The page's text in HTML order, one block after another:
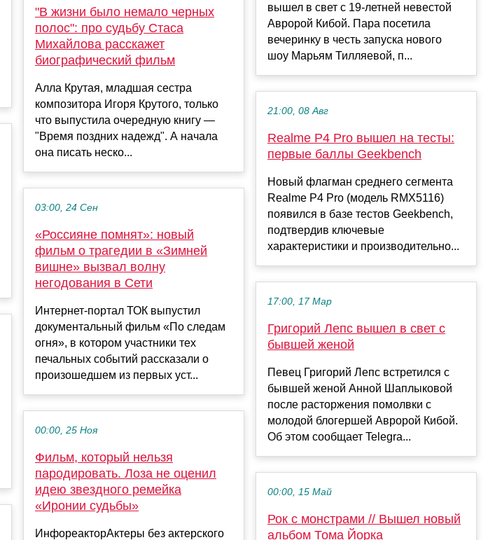
"В жизни было немало черных
полос": про судьбу Стаса
Михайлова расскажет
биографический фильм
Алла Крутая, младшая сестра
композитора Игоря Крутого, только
что выпустила очередную книгу ―
"Время поздних надежд". А начала
она писать неско...
03:00, 24 Сен
«Россияне помнят»: новый
фильм о трагедии в «Зимней
вишне» вызвал волну
негодования в Сети
Интернет-портал ТОК выпустил
документальный фильм «По следам
огня», в котором участники тех
печальных событий рассказали о
произошедшем из первых уст...
00:00, 25 Ноя
Фильм, который нельзя
пародировать. Лоза не оценил
идею звездного ремейка
«Иронии судьбы»
ИнфореакторАктеры без актерского
вышел в свет с 19-летней невестой
Авророй Кибой. Пара посетила
вечеринку в честь запуска нового
шоу Марьям Тилляевой, п...
21:00, 08 Авг
Realme P4 Pro вышел на тесты:
первые баллы Geekbench
Новый флагман среднего сегмента
Realme P4 Pro (модель RMX5116)
появился в базе тестов Geekbench,
подтвердив ключевые
характеристики и производительно...
17:00, 17 Мар
Григорий Лепс вышел в свет с
бывшей женой
Певец Григорий Лепс встретился с
бывшей женой Анной Шаплыковой
после расторжения помолвки с
молодой блогершей Авророй Кибой.
Об этом сообщает Telegra...
00:00, 15 Май
Рок с монстрами // Вышел новый
альбом Тома Йорка